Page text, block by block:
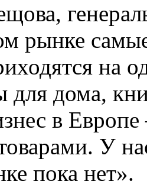
рынке
на
для дома,
в
У
пока нет».